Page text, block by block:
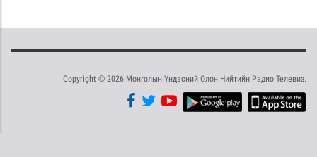
Copyright © 2026 Монголын Үндэсний Олон Нийтийн Радио Телевиз.